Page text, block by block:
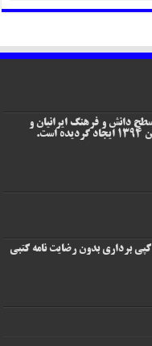
دانش و فرهنگ ایرانیان و
خدمت رسانی به هم میهنان گرامی در چهارشنبه 1 بهمن 1394 ایجاد گردیده است.
برداری بدون رضایت نامه کتبی